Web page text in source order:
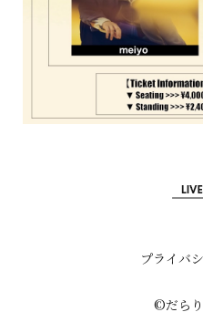
プライバ
©だら